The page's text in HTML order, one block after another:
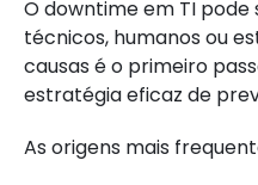
O downtime em TI
técnicos, humanos ou
causas é o primeiro
estratégia eficaz de
As origens mais